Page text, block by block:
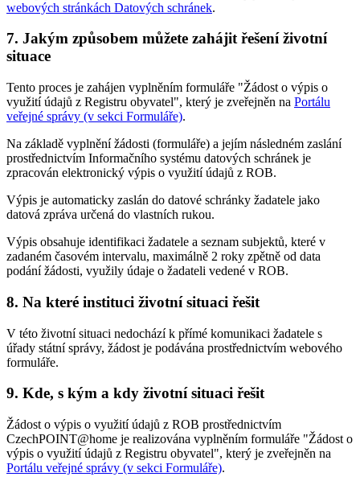
webových stránkách Datových schránek.
7. Jakým způsobem můžete zahájit řešení životní
situace
Tento proces je zahájen vyplněním formuláře "Žádost o výpis o
využití údajů z Registru obyvatel", který je zveřejněn na Portálu
veřejné správy (v sekci Formuláře).
Na základě vyplnění žádosti (formuláře) a jejím následném zaslání
prostřednictvím Informačního systému datových schránek je
zpracován elektronický výpis o využití údajů z ROB.
Výpis je automaticky zaslán do datové schránky žadatele jako
datová zpráva určená do vlastních rukou.
Výpis obsahuje identifikaci žadatele a seznam subjektů, které v
zadaném časovém intervalu, maximálně 2 roky zpětně od data
podání žádosti, využily údaje o žadateli vedené v ROB.
8. Na které instituci životní situaci řešit
V této životní situaci nedochází k přímé komunikaci žadatele s
úřady státní správy, žádost je podávána prostřednictvím webového
formuláře.
9. Kde, s kým a kdy životní situaci řešit
Žádost o výpis o využití údajů z ROB prostřednictvím
CzechPOINT@home je realizována vyplněním formuláře "Žádost o
výpis o využití údajů z Registru obyvatel", který je zveřejněn na
Portálu veřejné správy (v sekci Formuláře).